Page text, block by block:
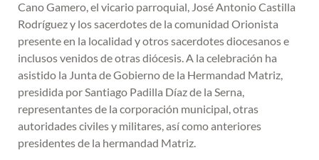
Cano Gamero, el vicario parroquial, José Antonio Castilla
Rodríguez y los sacerdotes de la comunidad Orionista
presente en la localidad y otros sacerdotes diocesanos e
inclusos venidos de otras diócesis. A la celebración ha
asistido la Junta de Gobierno de la Hermandad Matriz,
presidida por Santiago Padilla Díaz de la Serna,
representantes de la corporación municipal, otras
autoridades civiles y militares, así como anteriores
presidentes de la hermandad Matriz.